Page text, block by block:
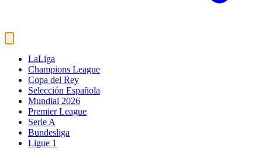
LaLiga
Champions League
Copa del Rey
Selección Española
Mundial 2026
Premier League
Serie A
Bundesliga
Ligue 1